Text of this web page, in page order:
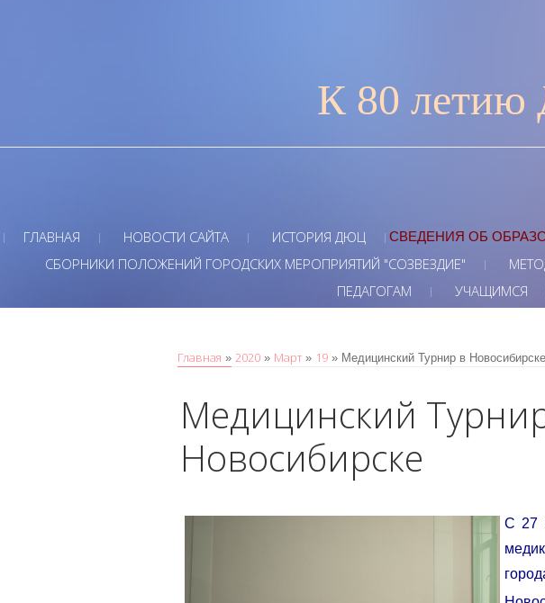
К 80
ГЛАВНАЯ НОВОСТИ САЙТА ИСТОРИЯ ДЮЦ СВЕДЕНИЯ ОБ
СБОРНИКИ ПОЛОЖЕНИЙ ГОРОДСКИХ МЕРОПРИЯТИЙ "СОЗВЕЗДИЕ"
ПЕДАГОГАМ УЧАЩИМСЯ
Главная » 2020 » Март » 19 » Медицинский Турнир в Новосибирске
Медицинский
Новосибирске
С 27